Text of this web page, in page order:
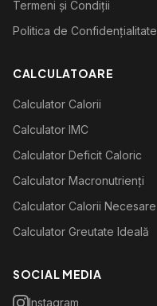
Termeni și Condiții
Politica de Confidențialitate
CALCULATOARE
Calculator Calorii
Calculator IMC
Calculator Deficit Caloric
Calculator Macronutrienți
Calculator Calorii Necesare
Calculator Greutate Ideală
SOCIAL MEDIA
Instagram